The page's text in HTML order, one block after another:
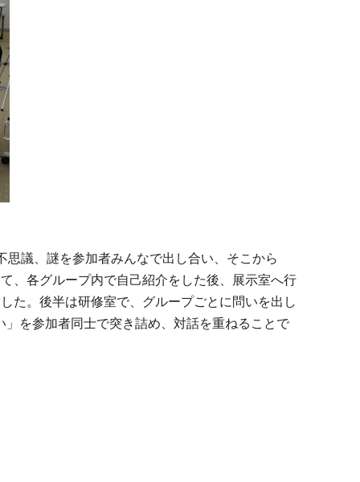
議、謎を参加者みんなで出し合い、そこから
、各グループ内で自己紹介をした後、展示室へ行
た。後半は研修室で、グループごとに問いを出し
を参加者同士で突き詰め、対話を重ねることで